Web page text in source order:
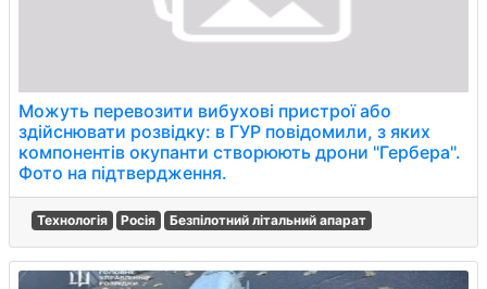
Можуть перевозити вибухові пристрої або
здійснювати розвідку: в ГУР повідомили, з яких
компонентів окупанти створюють дрони "Гербера".
Фото на підтвердження.
Технологія Росія Безпілотний літальний апарат